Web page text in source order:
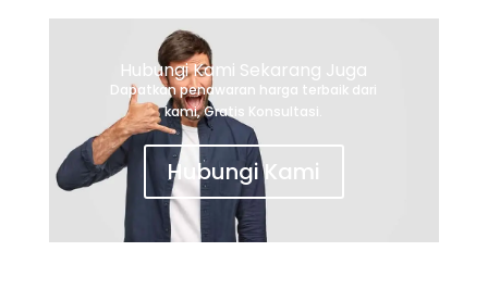
Hubungi Kami Sekarang Juga
Dapatkan penawaran harga terbaik dari
kami, Gratis Konsultasi.
Hubungi Kami